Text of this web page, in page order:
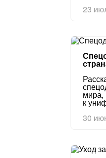
23
мира,
к
30